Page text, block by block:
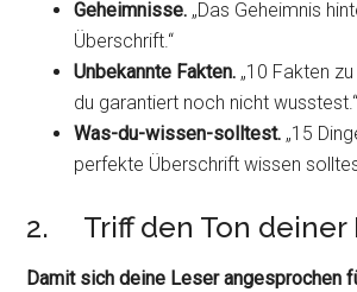
Geheimnisse. „Das Geheimnis
Überschrift.“
Unbekannte Fakten. „10 Fakten
du garantiert noch nicht wusstest.“
Was-du-wissen-solltest. „15
perfekte Überschrift wissen
2. Triff den Ton deiner
Damit sich deine Leser angesprochen